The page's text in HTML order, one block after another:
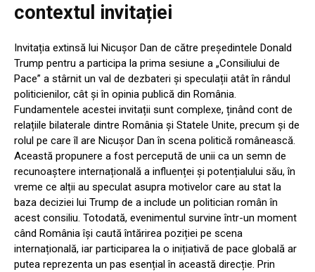
contextul invitației
Invitația extinsă lui Nicușor Dan de către președintele Donald
Trump pentru a participa la prima sesiune a „Consiliului de
Pace” a stârnit un val de dezbateri și speculații atât în rândul
politicienilor, cât și în opinia publică din România.
Fundamentele acestei invitații sunt complexe, ținând cont de
relațiile bilaterale dintre România și Statele Unite, precum și de
rolul pe care îl are Nicușor Dan în scena politică românească.
Această propunere a fost percepută de unii ca un semn de
recunoaștere internațională a influenței și potențialului său, în
vreme ce alții au speculat asupra motivelor care au stat la
baza deciziei lui Trump de a include un politician român în
acest consiliu. Totodată, evenimentul survine într-un moment
când România își caută întărirea poziției pe scena
internațională, iar participarea la o inițiativă de pace globală ar
putea reprezenta un pas esențial în această direcție. Prin